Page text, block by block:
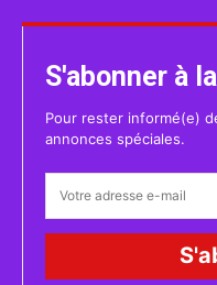
S'abonner à
Pour rester informé(e)
annonces spéciales.